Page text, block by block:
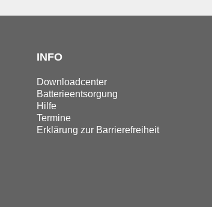
INFO
Downloadcenter
Batterieentsorgung
Hilfe
Termine
Erklärung zur Barrierefreiheit